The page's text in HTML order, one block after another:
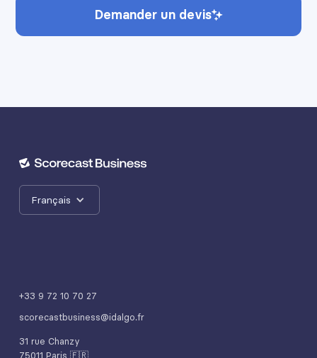
Demander un devis
Français
+33 9 72 10 70 27
scorecastbusiness@idalgo.fr
31 rue Chanzy
75011 Paris 🇫🇷